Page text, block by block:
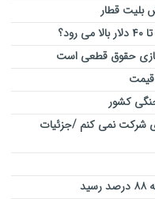
حقوق قطعی است
کشور
شرکت نمی کنم /جزئیات